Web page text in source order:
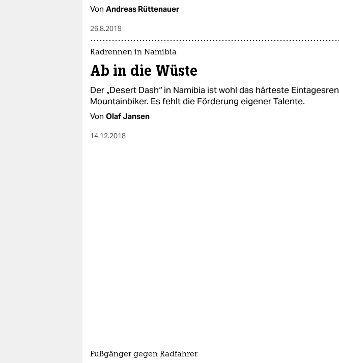
Von Andreas Rüttenauer
26.8.2019
Radrennen in Namibia
Ab in die Wüste
Der „Desert Dash“ in Namibia ist wohl das härteste
Mountainbiker. Es fehlt die Förderung eigener Talente.
Von Olaf Jansen
14.12.2018
Fußgänger gegen Radfahrer